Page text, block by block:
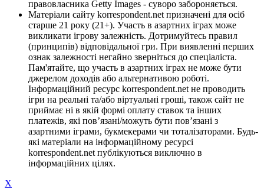
правовласника Getty Images - суворо забороняється.
Матеріали сайту korrespondent.net призначені для осіб
старше 21 року (21+). Участь в азартних іграх може
викликати ігрову залежність. Дотримуйтесь правил
(принципів) відповідальної гри. При виявленні перших
ознак залежності негайно зверніться до спеціаліста.
Пам'ятайте, що участь в азартних іграх не може бути
джерелом доходів або альтернативою роботі.
Інформаційний ресурс korrespondent.net не проводить
ігри на реальні та/або віртуальні гроші, також сайт не
приймає ні в якій формі оплату ставок та інших
платежів, які пов’язані/можуть бути пов’язані з
азартними іграми, букмекерами чи тоталізаторами. Будь-
які матеріали на інформаційному ресурсі
korrespondent.net публікуються виключно в
інформаційних цілях.
X